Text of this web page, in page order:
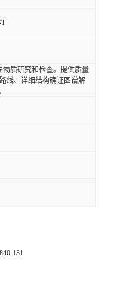
物质研究和检查。提供质量
线、详细结构确证图谱解
131